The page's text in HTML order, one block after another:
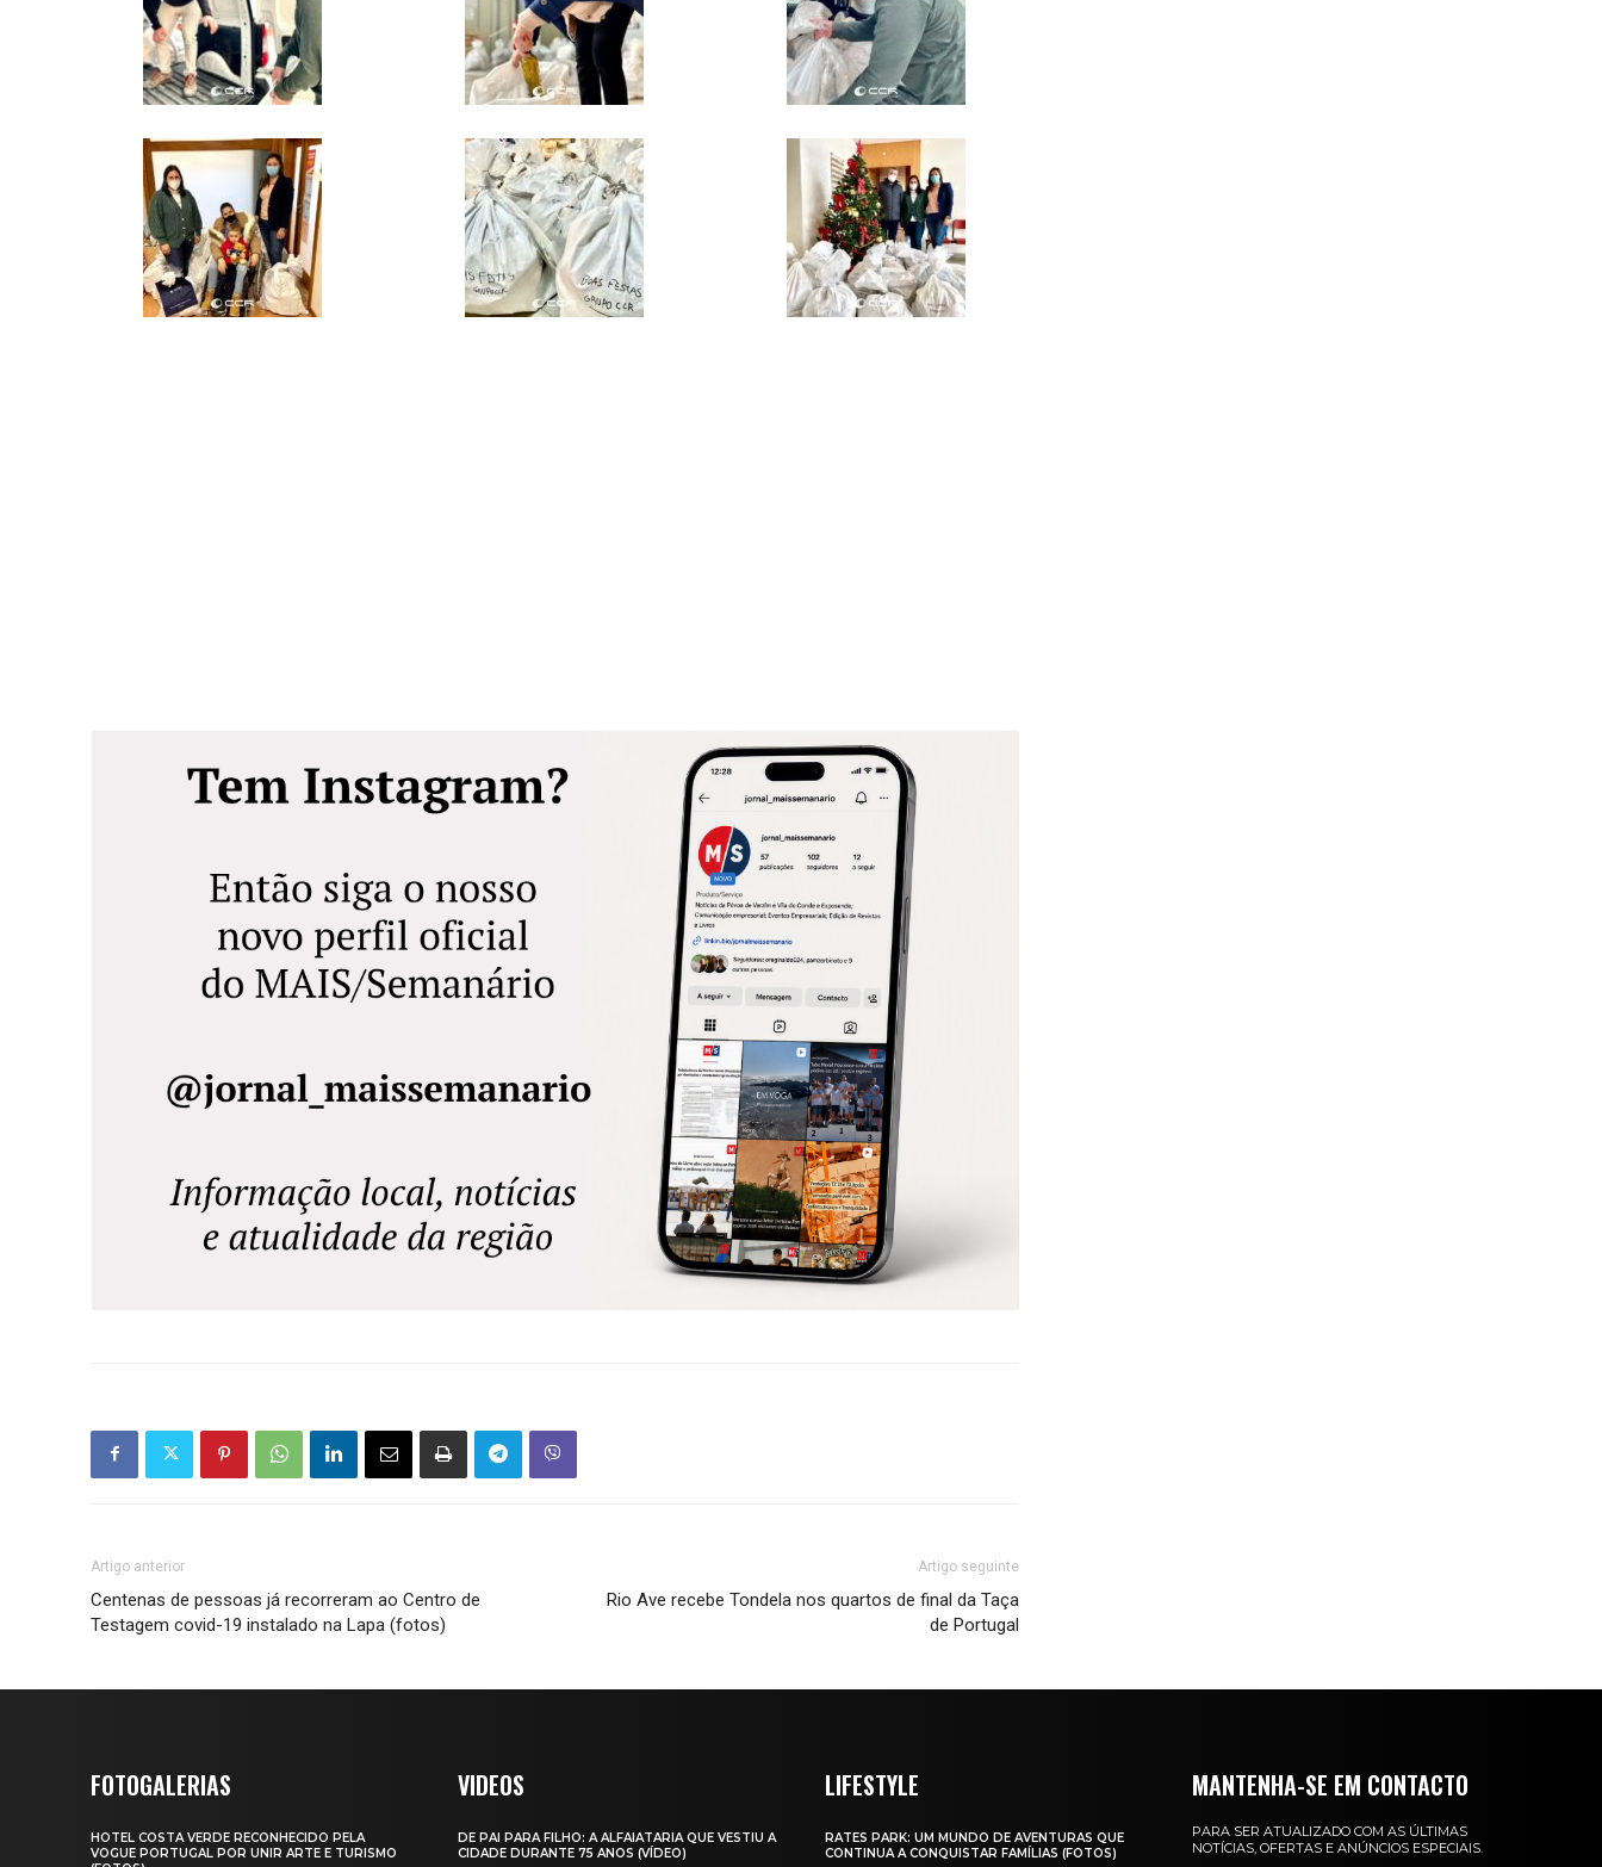
Artigo anterior
Centenas de pessoas já recorreram ao Centro de
Testagem covid-19 instalado na Lapa (fotos)
Artigo seguinte
Rio Ave recebe Tondela nos quartos de final da Taça
de Portugal
FOTOGALERIAS
HOTEL COSTA VERDE RECONHECIDO PELA
VOGUE PORTUGAL POR UNIR ARTE E TURISMO
VIDEOS
DE PAI PARA FILHO: A ALFAIATARIA QUE VESTIU A
CIDADE DURANTE 75 ANOS (VÍDEO)
LIFESTYLE
RATES PARK: UM MUNDO DE AVENTURAS QUE
CONTINUA A CONQUISTAR FAMÍLIAS (FOTOS)
MANTENHA-SE EM CONTACTO
PARA SER ATUALIZADO COM AS ÚLTIMAS
NOTÍCIAS, OFERTAS E ANÚNCIOS ESPECIAIS.